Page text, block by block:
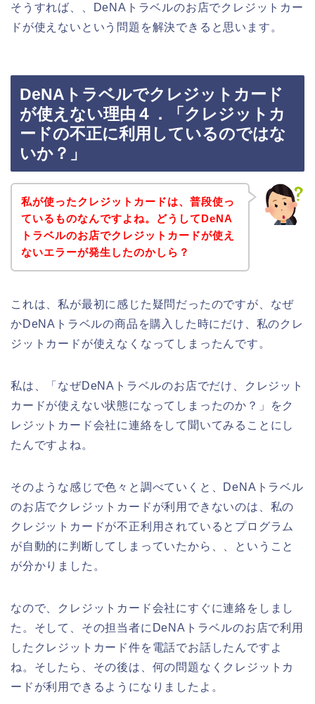
そうすれば、、DeNAトラベルのお店でクレジットカー
ドが使えないという問題を解決できると思います。
DeNAトラベルでクレジットカード
が使えない理由４．「クレジットカ
ードの不正に利用しているのではな
いか？」
私が使ったクレジットカードは、普段使っ
ているものなんですよね。どうしてDeNA
トラベルのお店でクレジットカードが使え
ないエラーが発生したのかしら？
これは、私が最初に感じた疑問だったのですが、なぜ
かDeNAトラベルの商品を購入した時にだけ、私のクレ
ジットカードが使えなくなってしまったんです。
私は、「なぜDeNAトラベルのお店でだけ、クレジット
カードが使えない状態になってしまったのか？」をク
レジットカード会社に連絡をして聞いてみることにし
たんですよね。
そのような感じで色々と調べていくと、DeNAトラベル
のお店でクレジットカードが利用できないのは、私の
クレジットカードが不正利用されているとプログラム
が自動的に判断してしまっていたから、、ということ
が分かりました。
なので、クレジットカード会社にすぐに連絡をしまし
た。そして、その担当者にDeNAトラベルのお店で利用
したクレジットカード件を電話でお話したんですよ
ね。そしたら、その後は、何の問題なくクレジットカ
ードが利用できるようになりましたよ。